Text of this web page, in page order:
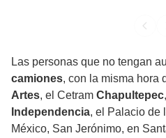
Las personas que no tengan
camiones, con la misma hora
Artes, el Cetram Chapultepec
Independencia, el Palacio de
México, San Jerónimo, en